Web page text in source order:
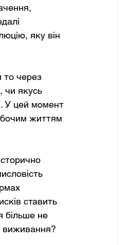
яку він
то через
чи якусь
У цей момент
життям
ставить
більше не
виживання?